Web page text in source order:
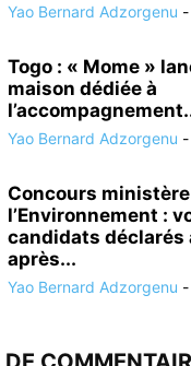
Yao Bernard Adzorgenu -
Togo : « Mome »
maison dédiée à
Yao Bernard Adzorgenu -
Concours
l’Environnement :
candidats déclarés
après...
Yao Bernard Adzorgenu -